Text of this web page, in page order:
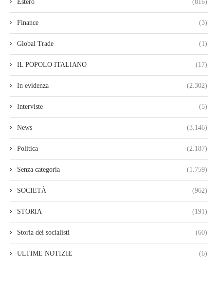
Estero (816)
Finance (3)
Global Trade (1)
IL POPOLO ITALIANO (17)
In evidenza (2.302)
Interviste (5)
News (3.146)
Politica (2.187)
Senza categoria (1.759)
SOCIETÀ (962)
STORIA (191)
Storia dei socialisti (60)
ULTIME NOTIZIE (6)